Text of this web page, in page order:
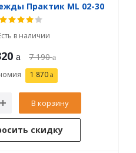
Практик ML 02-30
в наличии
7 190
1 870
В корзину
скидку